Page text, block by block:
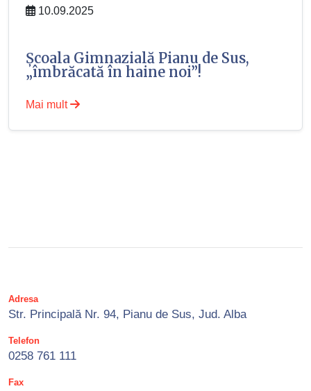
10.09.2025
Școala Gimnazială Pianu de Sus,
„îmbrăcată în haine noi”!
Mai mult
Adresa
Str. Principală Nr. 94, Pianu de Sus, Jud. Alba
Telefon
0258 761 111
Fax